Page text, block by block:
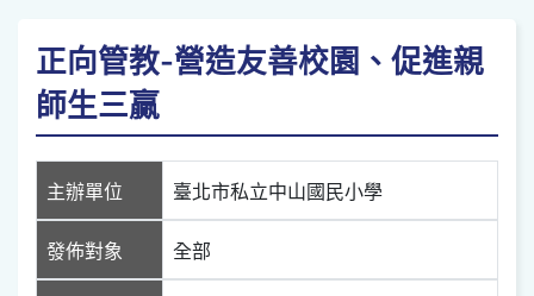
正向管教-營造友善校園、促進親
師生三贏
主辦單位 臺北市私立中山國民小學
發佈對象 全部